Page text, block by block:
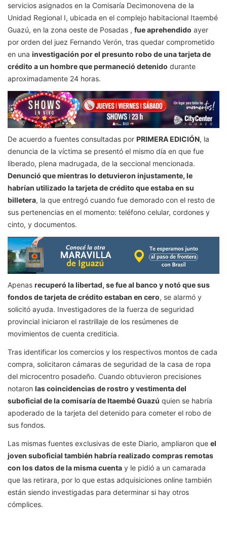
servicios asignados en la Comisaría Decimonovena de la
Unidad Regional I, ubicada en el complejo habitacional Itaembé
Guazú, en la zona oeste de Posadas , fue aprehendido ayer
por orden del juez Fernando Verón, tras quedar comprometido
en una investigación por el presunto robo de una tarjeta de
crédito a un hombre que permaneció detenido durante
aproximadamente 24 horas.
De acuerdo a fuentes consultadas por PRIMERA EDICIÓN, la
denuncia de la víctima se presentó el mismo día en que fue
liberado, plena madrugada, de la seccional mencionada.
Denunció que mientras lo detuvieron injustamente, le
habrían utilizado la tarjeta de crédito que estaba en su
billetera, la que entregó cuando fue demorado con el resto de
sus pertenencias en el momento: teléfono celular, cordones y
cinto, y documentos.
Apenas recuperó la libertad, se fue al banco y notó que sus
fondos de tarjeta de crédito estaban en cero, se alarmó y
solicitó ayuda. Investigadores de la fuerza de seguridad
provincial iniciaron el rastrillaje de los resúmenes de
movimientos de cuenta crediticia.
Tras identificar los comercios y los respectivos montos de cada
compra, solicitaron cámaras de seguridad de la casa de ropa
del microcentro posadeño. Cuando obtuvieron precisiones
notaron las coincidencias de rostro y vestimenta del
suboficial de la comisaría de Itaembé Guazú quien se habría
apoderado de la tarjeta del detenido para cometer el robo de
sus fondos.
Las mismas fuentes exclusivas de este Diario, ampliaron que el
joven suboficial también habría realizado compras remotas
con los datos de la misma cuenta y le pidió a un camarada
que las retirara, por lo que estas adquisiciones online también
están siendo investigadas para determinar si hay otros
cómplices.